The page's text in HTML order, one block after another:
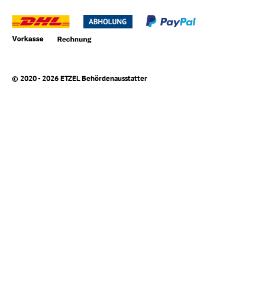
© 2020 - 2026 ETZEL Behördenausstatter